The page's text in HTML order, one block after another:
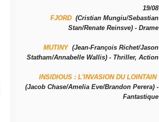
19/08
FJORD (Cristian Mungiu/Sebastian
Stan/Renate Reinsve) - Drame
MUTINY(Jean-François Richet/Jason
Statham/Annabelle Wallis) - Thriller, Action
INSIDIOUS : L'INVASION DU LOINTAIN
(Jacob Chase/Amelia Eve/Brandon Perera) -
Fantastique